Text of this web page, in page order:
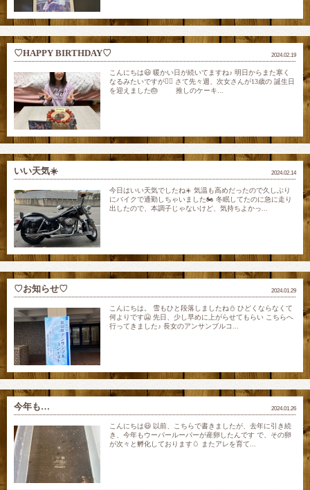
2024.02.19
♡HAPPY BIRTHDAY♡
こんにちは😃 暖かい日が続いてますね♪ 明日からまた寒く
なるみたいですが😮‍💨 さて先々週、次女さんが13歳の 誕生日
を迎えました🎂 推しのケーキ...
2024.02.14
いい天気☀️
今日はいい天気でしたね☀️ 気温も高めだったので久しぶり
にバイクで通勤しちゃいました🏍️ 冬眠してたのに急に走り
出したので、本調子じゃないけど、気持ちよかっ...
2024.01.29
♡お知らせ♡
こんにちは。 雪もひと段落しましたね⛄️ ひどくならなくて
何よりです🥶 先日、少し早めに上がらせてもらい こちらへ
行ってきました♪ 長女のアンサンブルコ...
2024.01.26
今年も…
こんにちは😃 以前、こちらで書きましたが、去年に引き続
き、今年もウーパールーパーが産卵したんです で、その卵
が次々と孵化しております🥚 またアレを育て...